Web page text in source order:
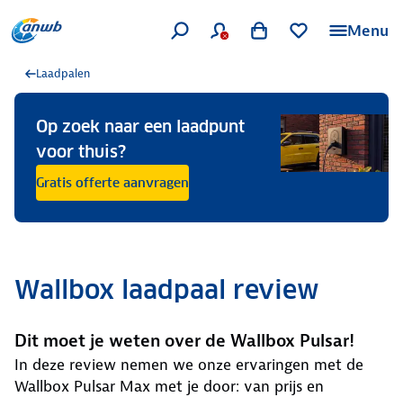
Menu
Laadpalen
Op zoek naar een laadpunt
voor thuis?
Gratis offerte aanvragen
Wallbox laadpaal review
Dit moet je weten over de Wallbox Pulsar!
In deze review nemen we onze ervaringen met de
Wallbox Pulsar Max met je door: van prijs en